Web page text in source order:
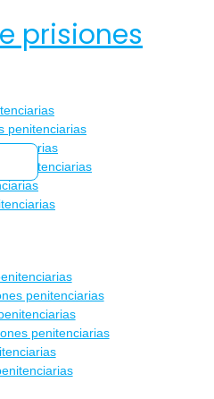
penitenciarias
penitenciarias
penitenciarias
penitenciarias